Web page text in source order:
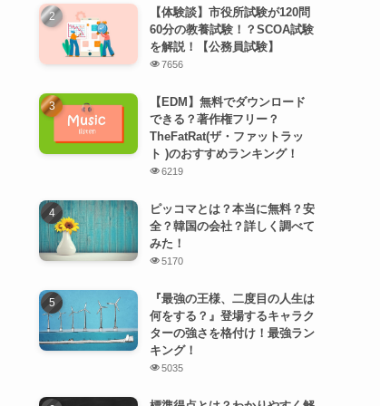
【体験談】市役所試験が120問
60分の教養試験！？SCOA試験
を解説！【公務員試験】
7656
【EDM】無料でダウンロード
できる？著作権フリー？
TheFatRat(ザ・ファットラッ
ト )のおすすめランキング！
6219
ピッコマとは？本当に無料？安
全？韓国の会社？詳しく調べて
みた！
5170
『最強の王様、二度目の人生は
何をする？』登場するキャラク
ターの強さを格付け！最強ラン
キング！
5035